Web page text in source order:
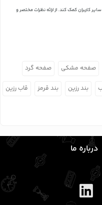
کاربران کمک کند.از ارائه نظرات مختصر و
صفحه مشکی صفحه گرد
بند رزین بند قرمز قاب رزین
درباره ما